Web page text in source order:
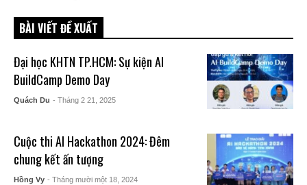
BÀI VIẾT ĐỀ XUẤT
Đại học KHTN TP.HCM: Sự kiện AI
BuildCamp Demo Day
Quách Du - Tháng 2 21, 2025
Cuộc thi AI Hackathon 2024: Đêm
chung kết ấn tượng
Hồng Vy - Tháng mười một 18, 2024